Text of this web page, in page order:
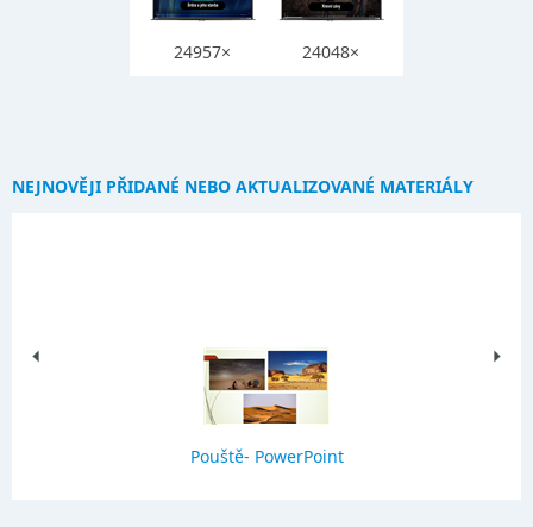
24957× 24048×
NEJNOVĚJI PŘIDANÉ NEBO AKTUALIZOVANÉ MATERIÁLY
Pouště- PowerPoint